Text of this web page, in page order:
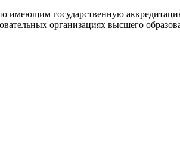
имеющим государственную
организациях высшего